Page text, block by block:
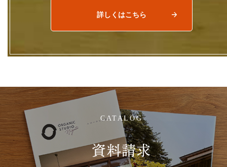
詳しくはこちら
CATALOG
資料請求